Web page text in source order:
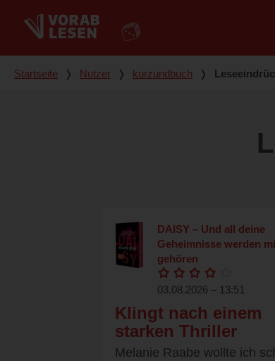
Du bist hier
Startseite ❭ Nutzer ❭ kurzundbuch ❭
DAISY – Und all deine
Geheimnisse werden
gehören
03.08.2026 – 13:51
Klingt nach einem
starken Thriller
Melanie Raabe wollte ich